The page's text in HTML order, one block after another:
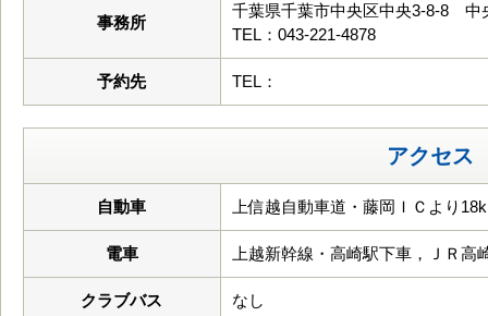
事務所
千葉県千葉市中央区中央3-8-8 中
TEL：043-221-4878
予約先 TEL：
アクセス
自動車 上信越自動車道・藤岡ＩＣより
電車 上越新幹線・高崎駅下車，ＪＲ高
クラブバス なし